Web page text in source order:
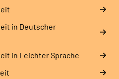
in Deutscher
in Leichter Sprache